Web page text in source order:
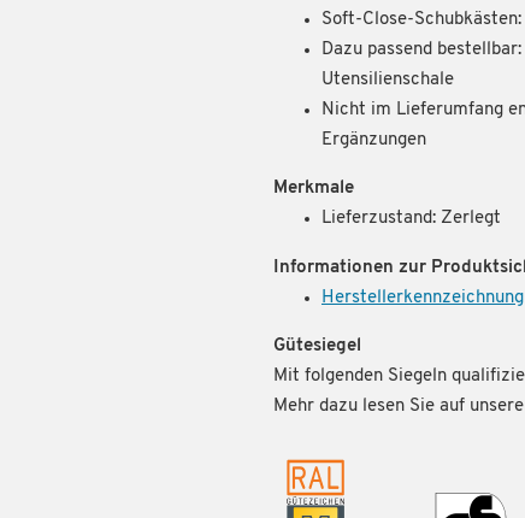
Soft-Close-Schubkästen:
Dazu passend
Utensilienschale
Nicht im Lieferumfang
Ergänzungen
Merkmale
Lieferzustand: Zerlegt
Informationen zur
Gütesiegel
Mit folgenden Siegeln
Mehr dazu lesen Sie auf